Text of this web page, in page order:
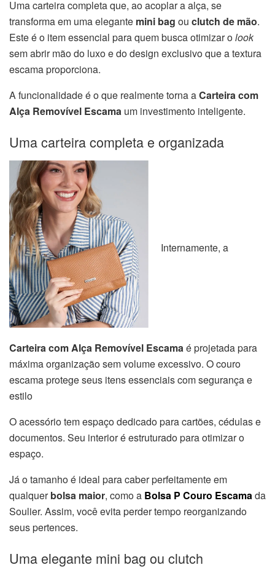
Uma carteira completa que, ao acoplar a alça, se
transforma em uma elegante mini bag ou clutch de mão.
Este é o item essencial para quem busca otimizar olook
sem abrir mão do luxo e do design exclusivo que a textura
escama proporciona.
A funcionalidade é o que realmente torna aCarteira com
Alça Removível Escama um investimento inteligente.
Uma carteira completa e organizada
Internamente, a
Carteira com Alça Removível Escamaé projetada para
máxima organização sem volume excessivo. O couro
escama protege seus itens essenciais com segurança e
estilo
O acessório tem espaço dedicado para cartões, cédulas e
documentos. Seu interior é estruturado para otimizar o
espaço.
Já o tamanho é ideal para caber perfeitamente em
qualquerbolsa maior, como a Bolsa P Couro Escamada
Soulier. Assim, você evita perder tempo reorganizando
seus pertences.
Uma elegante mini bag ou clutch